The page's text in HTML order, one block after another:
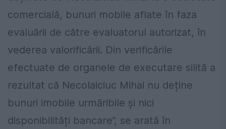
comercială, bunuri mobile aflate în faza
evaluării de către evaluatorul autorizat, în
vederea valorificării. Din verificările
efectuate de organele de executare silită a
rezultat că Necolaiciuc Mihai nu deține
bunuri imobile urmăribile și nici
disponibilități bancare”, se arată în